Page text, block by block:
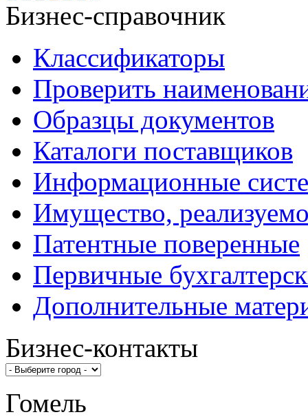
Бизнес-справочник
Классификаторы
Проверить
Образцы документов
Каталоги поставщиков
Информационные
Имущество,
Патентные поверенные
Первичные
Дополнительные
Бизнес-контакты
Гомель